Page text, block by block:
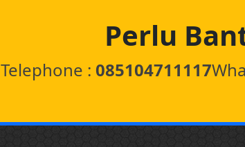
Perlu
Telephone : 085104711117